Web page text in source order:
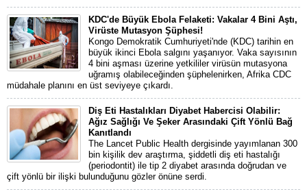
KDC'de Büyük Ebola Felaketi: Vakalar 4 Bini Aştı,
Virüste Mutasyon Şüphesi!
Kongo Demokratik Cumhuriyeti'nde (KDC) tarihin en
büyük ikinci Ebola salgını yaşanıyor. Vaka sayısının
4 bini aşması üzerine yetkililer virüsün mutasyona
uğramış olabileceğinden şüphelenirken, Afrika CDC
müdahale planını en üst seviyeye çıkardı.
Diş Eti Hastalıkları Diyabet Habercisi Olabilir:
Ağız Sağlığı Ve Şeker Arasındaki Çift Yönlü Bağ
Kanıtlandı
The Lancet Public Health dergisinde yayımlanan 300
bin kişilik dev araştırma, şiddetli diş eti hastalığı
(periodontit) ile tip 2 diyabet arasında doğrudan ve
çift yönlü bir ilişki bulunduğunu gözler önüne serdi.